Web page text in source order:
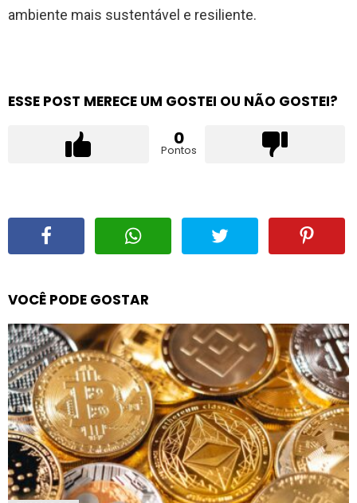
ambiente mais sustentável e resiliente.
ESSE POST MERECE UM GOSTEI OU NÃO GOSTEI?
0
Pontos
VOCÊ PODE GOSTAR